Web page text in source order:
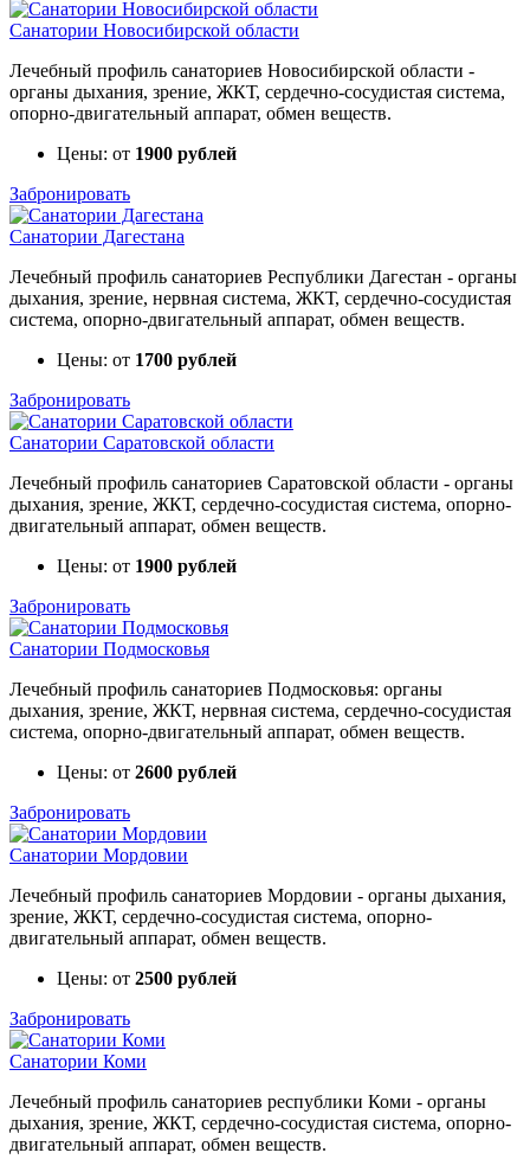
Санатории Новосибирской области
Лечебный профиль санаториев Новосибирской области -
органы дыхания, зрение, ЖКТ, сердечно-сосудистая система,
опорно-двигательный аппарат, обмен веществ.
Цены: от 1900 рублей
Забронировать
Санатории Дагестана
Лечебный профиль санаториев Республики Дагестан - органы
дыхания, зрение, нервная система, ЖКТ, сердечно-сосудистая
система, опорно-двигательный аппарат, обмен веществ.
Цены: от 1700 рублей
Забронировать
Санатории Саратовской области
Лечебный профиль санаториев Саратовской области - органы
дыхания, зрение, ЖКТ, сердечно-сосудистая система, опорно-
двигательный аппарат, обмен веществ.
Цены: от 1900 рублей
Забронировать
Санатории Подмосковья
Лечебный профиль санаториев Подмосковья: органы
дыхания, зрение, ЖКТ, нервная система, сердечно-сосудистая
система, опорно-двигательный аппарат, обмен веществ.
Цены: от 2600 рублей
Забронировать
Санатории Мордовии
Лечебный профиль санаториев Мордовии - органы дыхания,
зрение, ЖКТ, сердечно-сосудистая система, опорно-
двигательный аппарат, обмен веществ.
Цены: от 2500 рублей
Забронировать
Санатории Коми
Лечебный профиль санаториев республики Коми - органы
дыхания, зрение, ЖКТ, сердечно-сосудистая система, опорно-
двигательный аппарат, обмен веществ.